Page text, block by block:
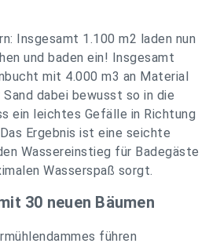
Insgesamt 1.100 m2 laden nun
und baden ein! Insgesamt
mit 4.000 m3 an Material
dabei bewusst so in die
ein leichtes Gefälle in Richtung
Ergebnis ist eine seichte
Wassereinstieg für Badegäste
Wasserspaß sorgt.
30 neuen Bäumen
führen